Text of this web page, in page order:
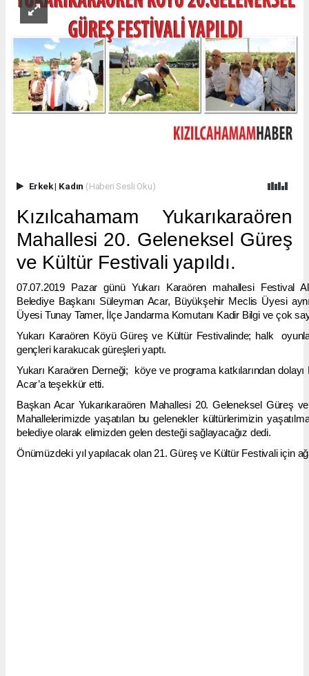
Erkek| Kadın (Haberi Sesli Oku)
Kızılcahamam Yukarıkaraören
Mahallesi 20. Geleneksel Güreş
ve Kültür Festivali yapıldı.
07.07.2019 Pazar günü Yukarı Karaören mahallesi Festival
Belediye Başkanı Süleyman Acar, Büyükşehir Meclis Üyesi
Üyesi Tunay Tamer, İlçe Jandarma Komutanı Kadir Bilgi ve çok
Yukarı Karaören Köyü Güreş ve Kültür Festivalinde; halk
gençleri karakucak güreşleri yaptı.
Yukarı Karaören Derneği; köye ve programa katkılarından
Acar’a teşekkür etti.
Başkan Acar Yukarıkaraören Mahallesi 20. Geleneksel Güreş
Mahallelerimizde yaşatılan bu gelenekler kültürlerimizin
belediye olarak elimizden gelen desteği sağlayacağız dedi.
Önümüzdeki yıl yapılacak olan 21. Güreş ve Kültür Festivali için